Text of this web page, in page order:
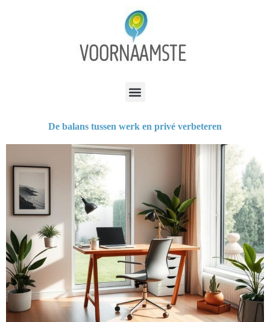
De balans tussen werk en privé verbeteren